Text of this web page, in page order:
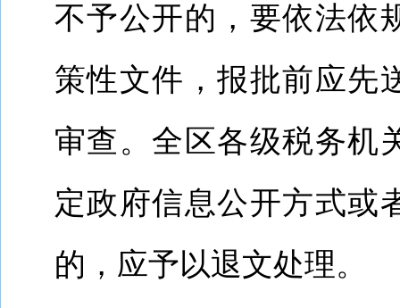
不予公开的，要依法依
策性文件，报批前应先
审查。全区各级税务机
定政府信息公开方式或
的，应予以退文处理。